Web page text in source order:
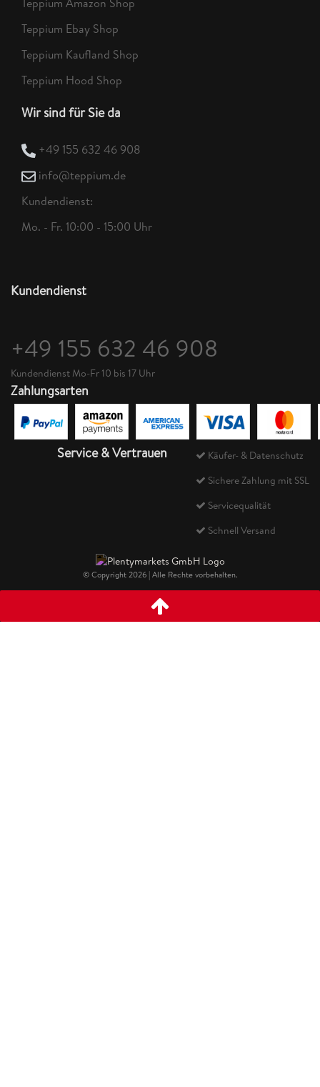
Teppium Ebay Shop
Teppium Kaufland Shop
Teppium Hood Shop
Wir sind für Sie da
+49 155 632 46 908
info@teppium.de
Kundendienst:
Mo. - Fr. 10:00 - 15:00 Uhr
Kundendienst
+49 155 632 46 908
Kundendienst Mo-Fr 10 bis 17 Uhr
Zahlungsarten
Service & Vertrauen
Käufer- & Datenschutz
Sichere Zahlung mit SSL
Servicequalität
Schnell Versand
© Copyright 2026 | Alle Rechte vorbehalten.